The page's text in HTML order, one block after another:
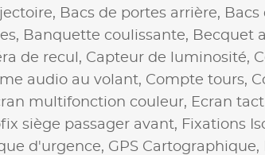
Bacs de portes arrière, Bacs
Banquette coulissante, Becquet
de recul, Capteur de luminosité,
audio au volant, Compte tours,
multifonction couleur, Ecran
siège passager avant, Fixations
d'urgence, GPS Cartographique,